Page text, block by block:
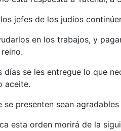
jefes de los judíos
en los trabajos, y
se les entregue lo que
aceite.
se presenten sean
esta orden morirá de la